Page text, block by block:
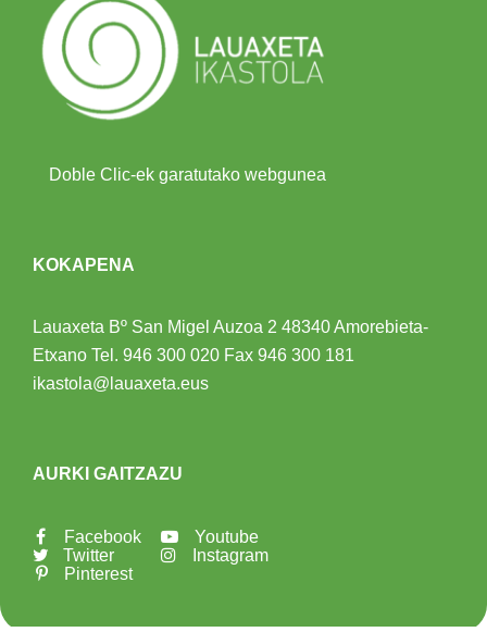
Doble Clic-ek garatutako webgunea
KOKAPENA
Lauaxeta Bº San Migel Auzoa 2 48340 Amorebieta-
Etxano Tel. 946 300 020 Fax 946 300 181
ikastola@lauaxeta.eus
AURKI GAITZAZU
Facebook
Twitter
Pinterest
Youtube
Instagram